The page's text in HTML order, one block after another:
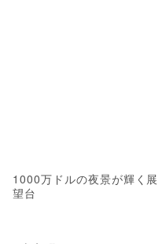
1000万ドルの夜景が輝く展
望台